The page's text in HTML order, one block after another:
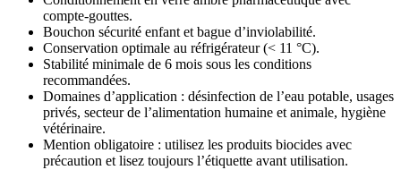
compte-gouttes.
Bouchon sécurité enfant et bague d’inviolabilité.
Conservation optimale au réfrigérateur (< 11 °C).
Stabilité minimale de 6 mois sous les conditions
recommandées.
Domaines d’application : désinfection de l’eau potable, usages
privés, secteur de l’alimentation humaine et animale, hygiène
vétérinaire.
Mention obligatoire : utilisez les produits biocides avec
précaution et lisez toujours l’étiquette avant utilisation.